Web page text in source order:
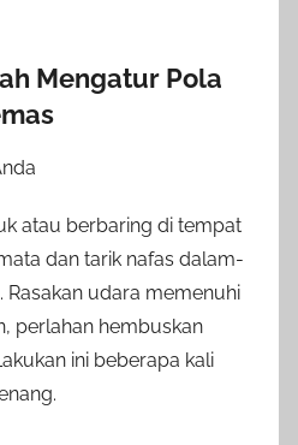
Mengatur Pola
atau berbaring di tempat
dan tarik nafas dalam-
udara memenuhi
perlahan hembuskan
ini beberapa kali